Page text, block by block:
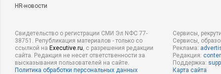
HR-новости
Свидетельство о регистрации СМИ Эл NФС 77-
38751. Републикация материалов - только со
ссылкой на Executive.ru, с разрешения редакции
сайта. Редакция не несет ответственности за
высказывания пользователей на сайте.
Политика обработки персональных данных
Сервисы,
Сервисы,
Реклама:
Редакция:
Поддержка:
Карта сайта